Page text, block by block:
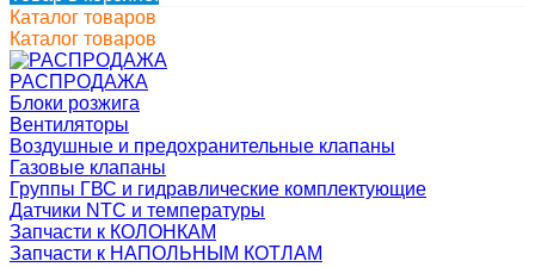
Каталог товаров
Каталог товаров
РАСПРОДАЖА
Блоки розжига
Вентиляторы
Воздушные и предохранительные клапаны
Газовые клапаны
Группы ГВС и гидравлические комплектующие
Датчики NTC и температуры
Запчасти к КОЛОНКАМ
Запчасти к НАПОЛЬНЫМ КОТЛАМ